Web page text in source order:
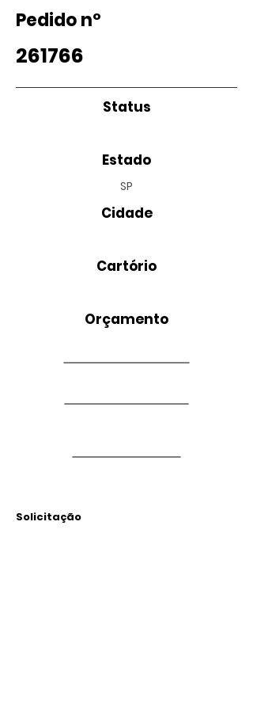
Pedido nº
261766
Status
Estado
SP
Cidade
Cartório
Orçamento
Solicitação